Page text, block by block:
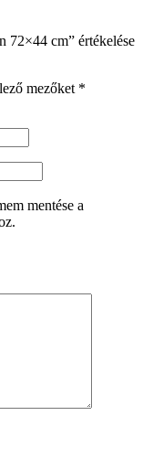
72×44 cm” értékelése
mezőket *
mentése a